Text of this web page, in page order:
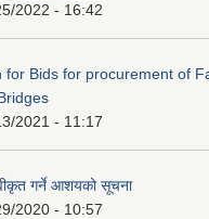
2022 - 16:42
for Bids for procurement of
2021 - 11:17
गर्ने आशयको सूचना
2020 - 10:57